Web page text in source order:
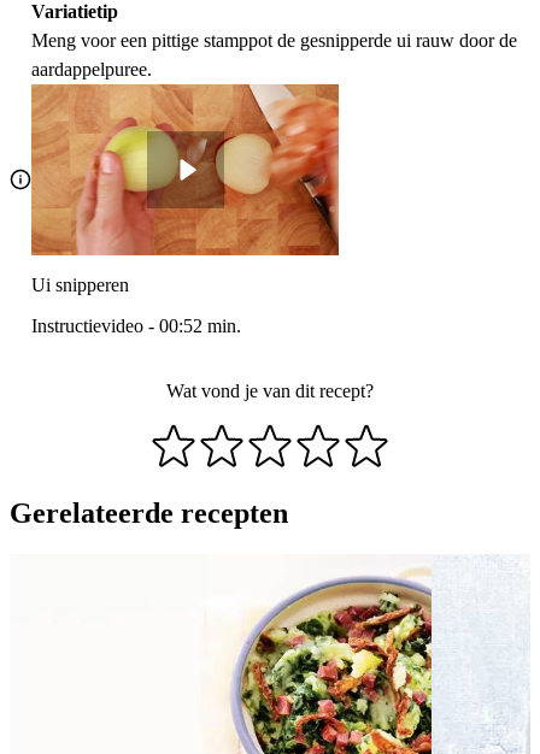
Variatietip
Meng voor een pittige stamppot de gesnipperde ui rauw door de
aardappelpuree.
Ui snipperen
Instructievideo - 00:52 min.
Wat vond je van dit recept?
Gerelateerde recepten